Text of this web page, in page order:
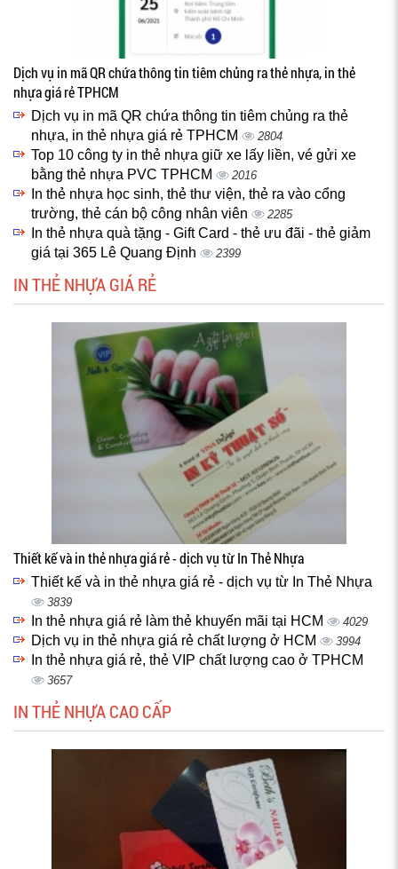
Dịch vụ in mã QR chứa thông tin tiêm chủng ra thẻ nhựa, in thẻ
nhựa giá rẻ TPHCM
Dịch vụ in mã QR chứa thông tin tiêm chủng ra thẻ
nhựa, in thẻ nhựa giá rẻ TPHCM
2804
Top 10 công ty in thẻ nhựa giữ xe lấy liền, vé gửi xe
bằng thẻ nhựa PVC TPHCM
2016
In thẻ nhựa học sinh, thẻ thư viện, thẻ ra vào cổng
trường, thẻ cán bộ công nhân viên
2285
In thẻ nhựa quà tặng - Gift Card - thẻ ưu đãi - thẻ giảm
giá tại 365 Lê Quang Định
2399
IN THẺ NHỰA GIÁ RẺ
Thiết kế và in thẻ nhựa giá rẻ - dịch vụ từ In Thẻ Nhựa
Thiết kế và in thẻ nhựa giá rẻ - dịch vụ từ In Thẻ Nhựa
3839
In thẻ nhựa giá rẻ làm thẻ khuyến mãi tại HCM 4029
Dịch vụ in thẻ nhựa giá rẻ chất lượng ở HCM 3994
In thẻ nhựa giá rẻ, thẻ VIP chất lượng cao ở TPHCM
3657
IN THẺ NHỰA CAO CẤP